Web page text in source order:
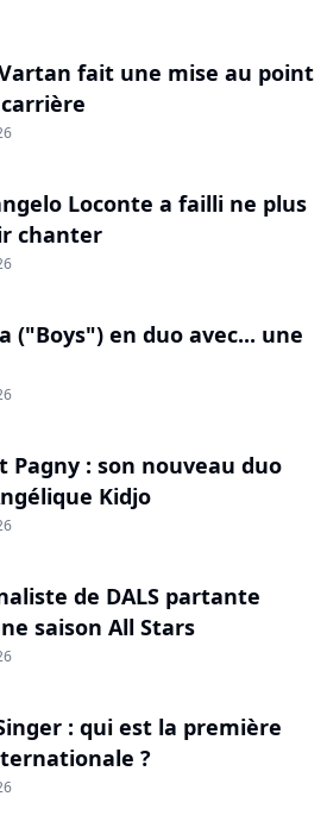
fait une mise au point
Loconte a failli ne plus
chanter
("Boys") en duo avec... une
Pagny : son nouveau duo
Kidjo
de DALS partante
saison All Stars
: qui est la première
?